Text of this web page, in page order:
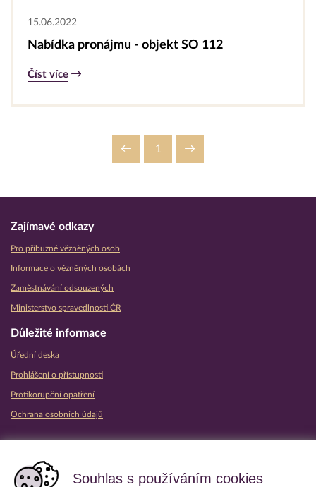
Souhlas s používáním cookies
15.06.2022
Nabídka pronájmu - objekt SO 112
Číst více
1
Zajímavé odkazy
Pro příbuzné vězněných osob
Informace o vězněných osobách
Zaměstnávání odsouzených
Ministerstvo spravedlnosti ČR
Důležité informace
Úřední deska
Prohlášení o přístupnosti
Protikorupční opatření
Ochrana osobních údajů